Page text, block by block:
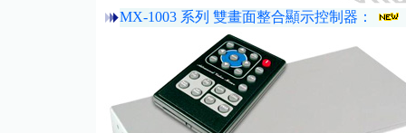
MX-1003 系列 雙畫面整合顯示控制器：